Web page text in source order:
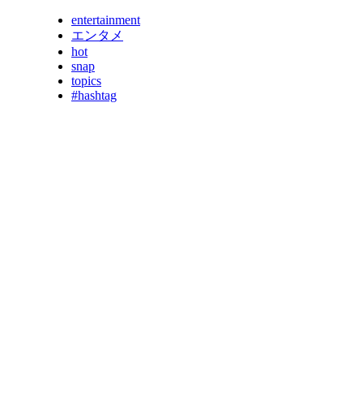
entertainment
エンタメ
hot
snap
topics
#hashtag